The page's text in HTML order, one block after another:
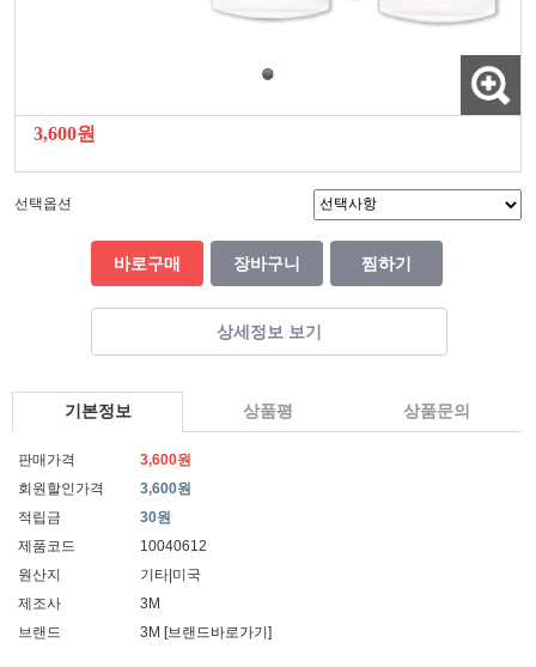
3,600원
선택옵션
바로구매 장바구니 찜하기
상세정보 보기
기본정보 상품평 상품문의
판매가격
3,600원
회원할인가격
3,600원
적립금
30원
제품코드
10040612
원산지
기타|미국
제조사
3M
브랜드
3M [브랜드바로가기]